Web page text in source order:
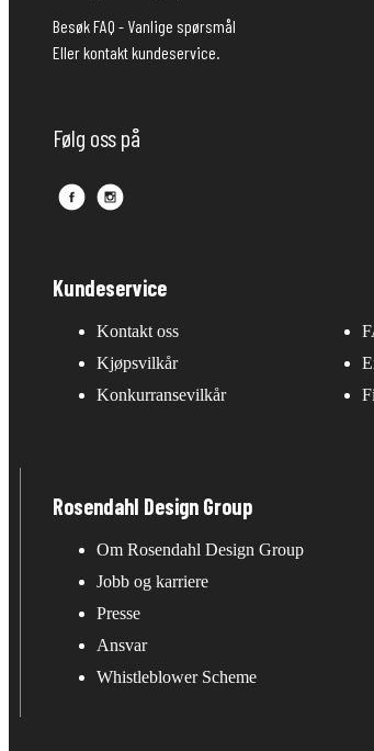
Besøk FAQ - Vanlige spørsmål
Eller kontakt kundeservice.
Følg oss på
Kundeservice
Kontakt oss
Kjøpsvilkår
Konkurransevilkår
Rosendahl Design Group
Om Rosendahl Design Group
Jobb og karriere
Presse
Ansvar
Whistleblower Scheme